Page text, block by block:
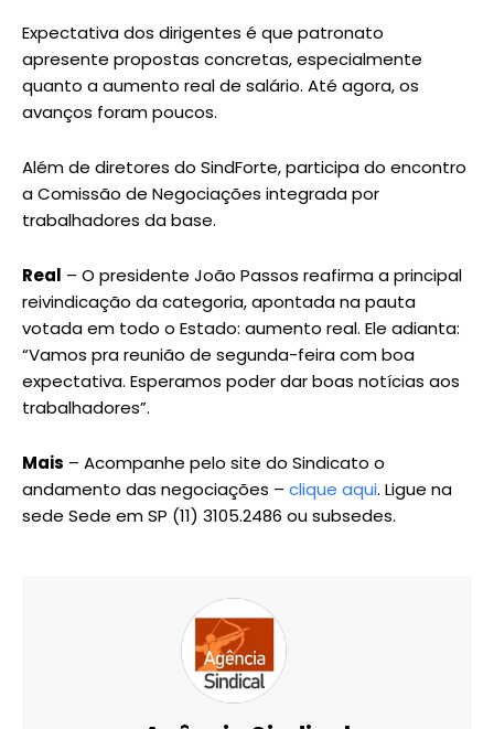
Expectativa dos dirigentes é que patronato
apresente propostas concretas, especialmente
quanto a aumento real de salário. Até agora, os
avanços foram poucos.
Além de diretores do SindForte, participa do encontro
a Comissão de Negociações integrada por
trabalhadores da base.
Real – O presidente João Passos reafirma a principal
reivindicação da categoria, apontada na pauta
votada em todo o Estado: aumento real. Ele adianta:
“Vamos pra reunião de segunda-feira com boa
expectativa. Esperamos poder dar boas notícias aos
trabalhadores”.
Mais – Acompanhe pelo site do Sindicato o
andamento das negociações – clique aqui. Ligue na
sede Sede em SP (11) 3105.2486 ou subsedes.